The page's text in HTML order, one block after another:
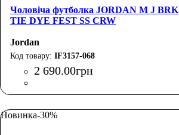
Чоловіча футболка JORDAN M J BRK
TIE DYE FEST SS CRW
Jordan
IF3157-068
2 690.00грн
Новинка-30%